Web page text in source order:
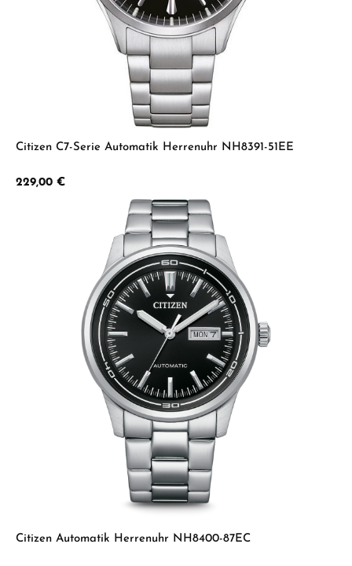
Citizen C7-Serie Automatik Herrenuhr NH8391-51EE
Regulärer Preis:
229,00 €
Citizen Automatik Herrenuhr NH8400-87EC